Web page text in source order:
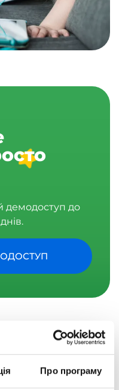
Про програму
демодоступ до